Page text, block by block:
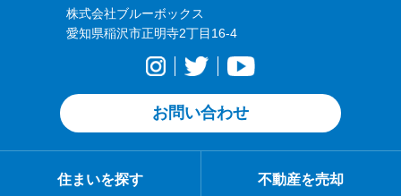
株式会社ブルーボックス
愛知県稲沢市正明寺2丁目16-4
お問い合わせ
住まいを探す 不動産を売却